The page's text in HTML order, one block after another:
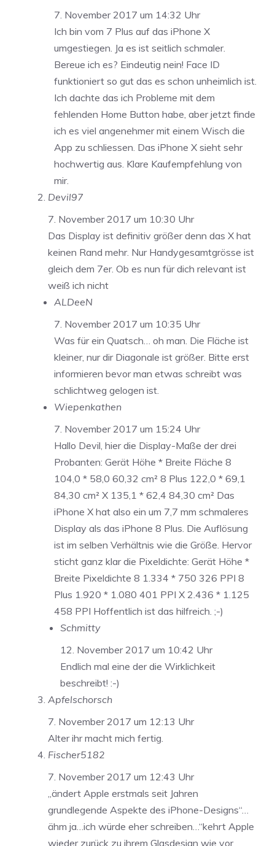
7. November 2017 um 14:32 Uhr
Ich bin vom 7 Plus auf das iPhone X
umgestiegen. Ja es ist seitlich schmaler.
Bereue ich es? Eindeutig nein! Face ID
funktioniert so gut das es schon unheimlich ist.
Ich dachte das ich Probleme mit dem
fehlenden Home Button habe, aber jetzt finde
ich es viel angenehmer mit einem Wisch die
App zu schliessen. Das iPhone X sieht sehr
hochwertig aus. Klare Kaufempfehlung von
mir.
Devil97
7. November 2017 um 10:30 Uhr
Das Display ist definitiv größer denn das X hat
keinen Rand mehr. Nur Handygesamtgrösse ist
gleich dem 7er. Ob es nun für dich relevant ist
weiß ich nicht
ALDeeN
7. November 2017 um 10:35 Uhr
Was für ein Quatsch… oh man. Die Fläche ist
kleiner, nur dir Diagonale ist größer. Bitte erst
informieren bevor man etwas schreibt was
schlichtweg gelogen ist.
Wiepenkathen
7. November 2017 um 15:24 Uhr
Hallo Devil, hier die Display-Maße der drei
Probanten: Gerät Höhe * Breite Fläche 8
104,0 * 58,0 60,32 cm² 8 Plus 122,0 * 69,1
84,30 cm² X 135,1 * 62,4 84,30 cm² Das
iPhone X hat also ein um 7,7 mm schmaleres
Display als das iPhone 8 Plus. Die Auflösung
ist im selben Verhältnis wie die Größe. Hervor
sticht ganz klar die Pixeldichte: Gerät Höhe *
Breite Pixeldichte 8 1.334 * 750 326 PPI 8
Plus 1.920 * 1.080 401 PPI X 2.436 * 1.125
458 PPI Hoffentlich ist das hilfreich. ;-)
Schmitty
12. November 2017 um 10:42 Uhr
Endlich mal eine der die Wirklichkeit
beschreibt! :-)
Apfelschorsch
7. November 2017 um 12:13 Uhr
Alter ihr macht mich fertig.
Fischer5182
7. November 2017 um 12:43 Uhr
„ändert Apple erstmals seit Jahren
grundlegende Aspekte des iPhone-Designs“…
ähm ja…ich würde eher schreiben…“kehrt Apple
wieder zurück zu ihrem Glasdesign wie vor